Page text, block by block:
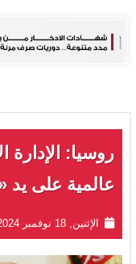
روسيا: الإدارة
عالمية على يد
الإثنين, 18 نوفمبر 2024